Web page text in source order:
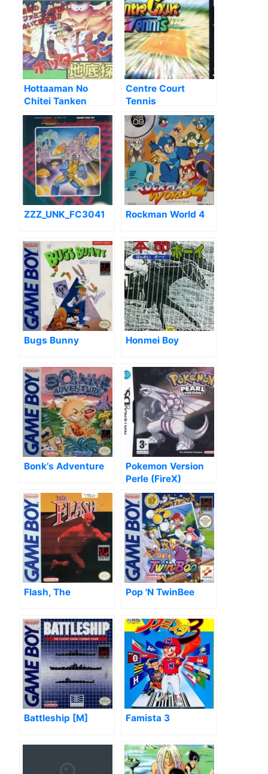
Hottaaman No
Chitei Tanken
Centre Court
Tennis
ZZZ_UNK_FC3041 Rockman World 4
Bugs Bunny Honmei Boy
Bonk’s Adventure
Pokemon Version
Perle (FireX)
Flash, The Pop 'N TwinBee
Battleship [M] Famista 3